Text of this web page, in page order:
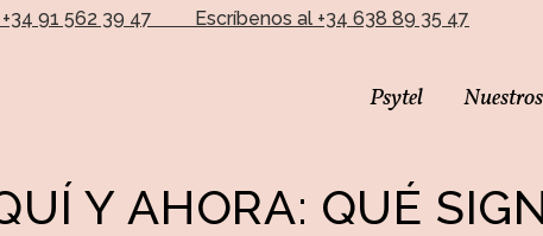
+34 91 562 39 47 Escríbenos al +34 638 89 35 47
Psytel
Y AHORA: QUÉ